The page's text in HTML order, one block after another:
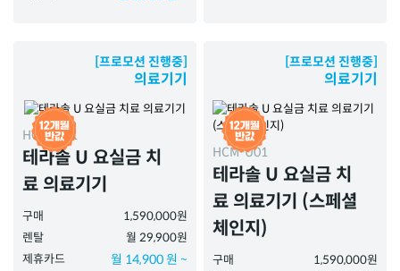
[프로모션 진행중]
의료기기
HCM-U01
테라솔 U 요실금 치
료 의료기기
구매
1,590,000원
렌탈
월 29,900원
제휴카드
월 14,900 원 ~
[프로모션 진행중]
의료기기
HCM-U01
테라솔 U 요실금 치
료 의료기기 (스페셜
체인지)
구매
1,590,000원